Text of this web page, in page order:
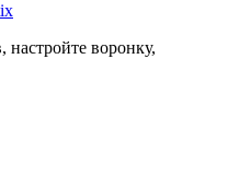
настройте воронку,